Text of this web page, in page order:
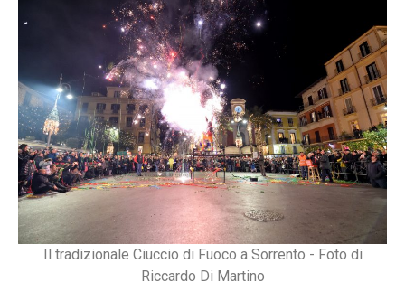
Il tradizionale Ciuccio di Fuoco a Sorrento - Foto di
Riccardo Di Martino